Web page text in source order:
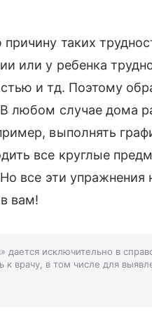
таких
или у ребенка
и тд. Поэтому
любом случае дома
выполнять
все круглые
все эти
вам!
дается исключительно в
к врачу, в том числе для